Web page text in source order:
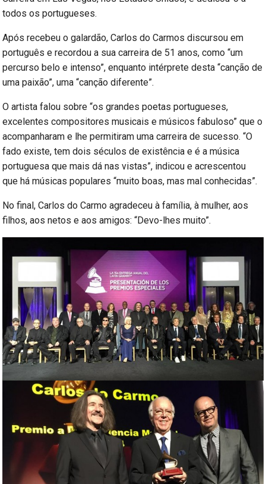
todos os portugueses.
Após recebeu o galardão, Carlos do Carmos discursou em
português e recordou a sua carreira de 51 anos, como “um
percurso belo e intenso”, enquanto intérprete desta “canção de
uma paixão”, uma “canção diferente”.
O artista falou sobre “os grandes poetas portugueses,
excelentes compositores musicais e músicos fabuloso” que o
acompanharam e lhe permitiram uma carreira de sucesso. “O
fado existe, tem dois séculos de existência e é a música
portuguesa que mais dá nas vistas”, indicou e acrescentou
que há músicas populares “muito boas, mas mal conhecidas”.
No final, Carlos do Carmo agradeceu à família, à mulher, aos
filhos, aos netos e aos amigos: “Devo-lhes muito”.